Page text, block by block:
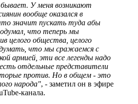
бывает. У меня возникают
вообще оказался в
значит пускать туда абы
что теперь мы
целого общества, целого
что мы сражаемся с
армией, эти все легенды надо
отдельные представители
против. Но в общем - это
народа", - заметил он в эфире
канала.